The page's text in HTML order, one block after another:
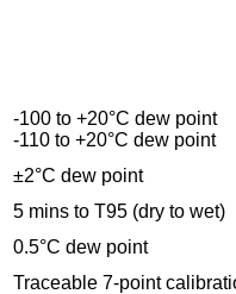
-100 to +20°C dew point
-110 to +20°C dew point
±2°C dew point
5 mins to T95 (dry to wet)
0.5°C dew point
Traceable 7-point